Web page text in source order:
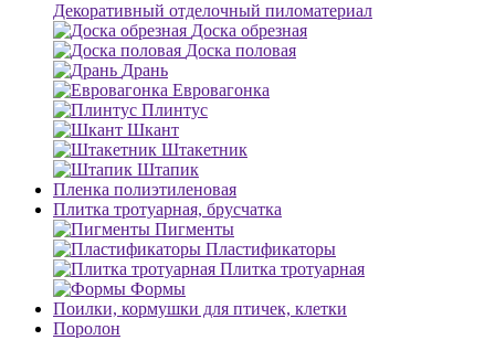
Декоративный отделочный пиломатериал
Доска обрезная
Доска половая
Дрань
Евровагонка
Плинтус
Шкант
Штакетник
Штапик
Пленка полиэтиленовая
Плитка тротуарная, брусчатка
Пигменты
Пластификаторы
Плитка тротуарная
Формы
Поилки, кормушки для птичек, клетки
Поролон